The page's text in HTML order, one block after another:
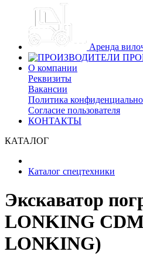
Аренда
О компании
Реквизиты
Вакансии
Политика
Согласие пользователя
КОНТАКТЫ
КАТАЛОГ
Каталог спецтехники
Экскаватор
LONKING
LONKING)